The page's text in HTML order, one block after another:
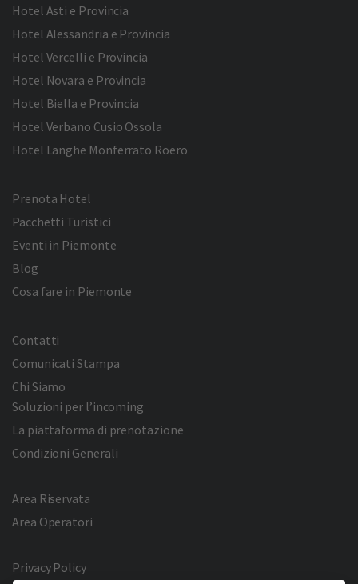
Hotel Asti e Provincia
Hotel Alessandria e Provincia
Hotel Vercelli e Provincia
Hotel Novara e Provincia
Hotel Biella e Provincia
Hotel Verbano Cusio Ossola
Hotel Langhe Monferrato Roero
Prenota Hotel
Pacchetti Turistici
Eventi in Piemonte
Blog
Cosa fare in Piemonte
Contatti
Comunicati Stampa
Chi Siamo
Soluzioni per l’incoming
La piattaforma di prenotazione
Condizioni Generali
Area Riservata
Area Operatori
Privacy Policy